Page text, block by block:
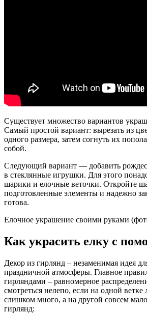
Существует множество вариантов
Самый простой вариант: вырезать из
одного размера, затем согнуть их
собой.
Следующий вариант — добавить
в стеклянные игрушки. Для этого
шарики и елочные веточки. Откройте
подготовленные элементы и надежно
готова.
Елочное украшение своими руками
Как украсить елку с
Декор из гирлянд – незаменимая идея
праздничной атмосферы. Главное
гирляндами – равномерное
смотреться нелепо, если на одной ветке
слишком много, а на другой совсем
гирлянд: